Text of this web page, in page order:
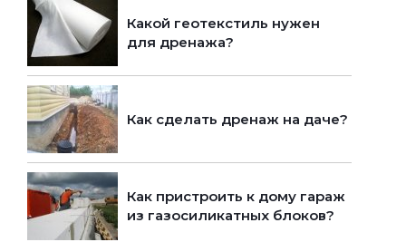
Какой геотекстиль нужен
для дренажа?
Как сделать дренаж на даче?
Как пристроить к дому гараж
из газосиликатных блоков?